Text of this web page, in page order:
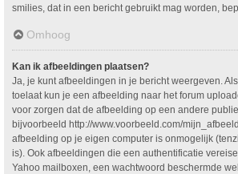
smilies, dat in een bericht gebruikt mag worden,
Omhoog
Kan ik afbeeldingen plaatsen?
Ja, je kunt afbeeldingen in je bericht weergeven.
toelaat kun je een afbeelding naar het forum
voor zorgen dat de afbeelding op een andere
bijvoorbeeld http://www.voorbeeld.com/
afbeelding op je eigen computer is onmogelijk
is). Ook afbeeldingen die een authentificatie
Yahoo mailboxen, een wachtwoord beschermde